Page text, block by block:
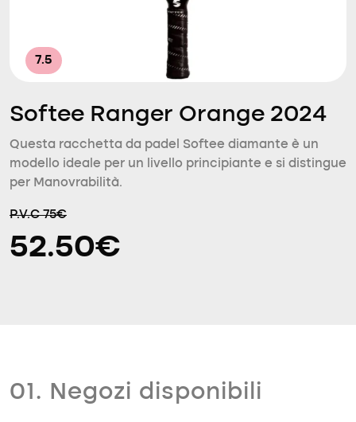
7.5
Softee Ranger Orange 2024
Questa racchetta da padel Softee diamante è un
modello ideale per un livello principiante e si distingue
per Manovrabilità.
P.V.C 75€
52.50€
01. Negozi disponibili